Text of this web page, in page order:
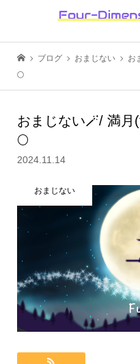
ブログ おまじない
お
🌕
おまじない🪄/ 満
🌕
2024.11.14
おまじない